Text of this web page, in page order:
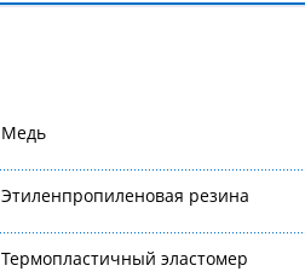
Медь
Этиленпропиленовая резина
Термопластичный эластомер